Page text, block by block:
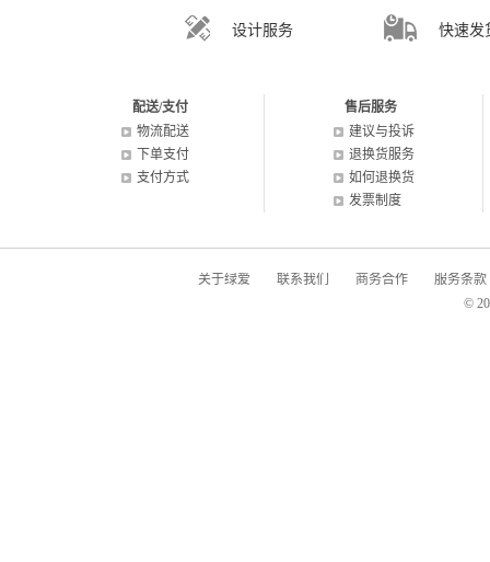
设计服务 快速发
配送/支付
物流配送
下单支付
支付方式
售后服务
建议与投诉
退换货服务
如何退换货
发票制度
关于绿爱 联系我们 商务合作
服务条款
©